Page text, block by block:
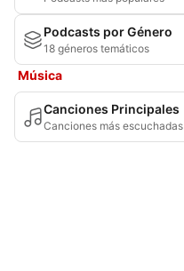
Podcasts por Género
18 géneros temáticos
Música
Canciones Principales
Canciones más escuchadas